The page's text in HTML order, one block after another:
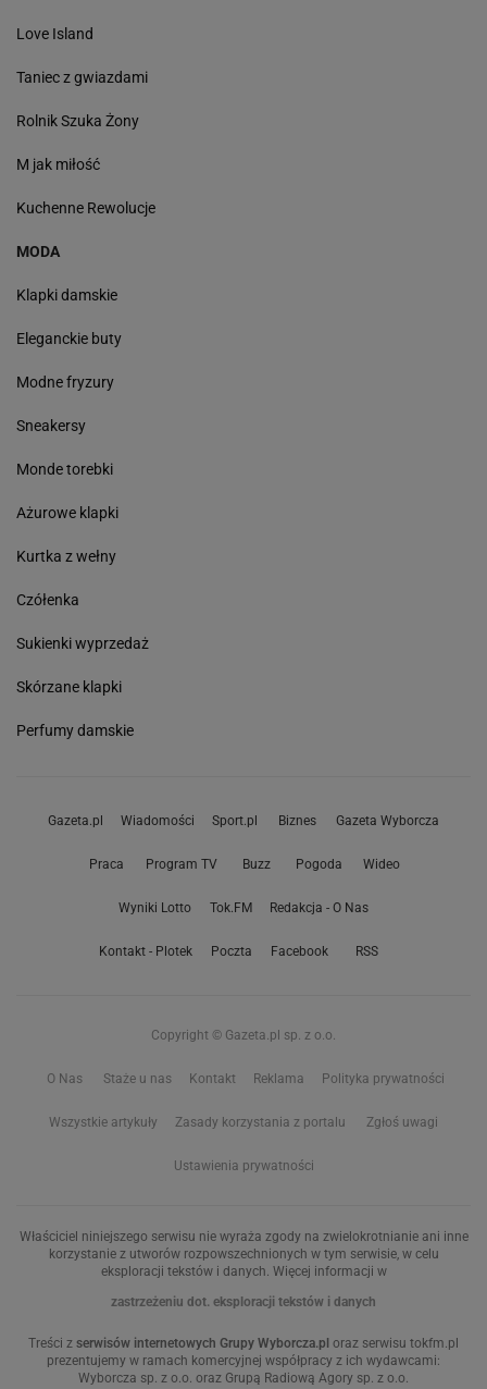
Love Island
Taniec z gwiazdami
Rolnik Szuka Żony
M jak miłość
Kuchenne Rewolucje
MODA
Klapki damskie
Eleganckie buty
Modne fryzury
Sneakersy
Monde torebki
Ażurowe klapki
Kurtka z wełny
Czółenka
Sukienki wyprzedaż
Skórzane klapki
Perfumy damskie
Gazeta.pl Wiadomości Sport.pl Biznes Gazeta Wyborcza
Praca Program TV Buzz Pogoda Wideo
Wyniki Lotto Tok.FM Redakcja - O Nas
Kontakt - Plotek Poczta Facebook RSS
Copyright © Gazeta.pl sp. z o.o.
O Nas Staże u nas Kontakt Reklama Polityka prywatności
Wszystkie artykuły Zasady korzystania z portalu Zgłoś uwagi
Ustawienia prywatności
Właściciel niniejszego serwisu nie wyraża zgody na zwielokrotnianie ani inne
korzystanie z utworów rozpowszechnionych w tym serwisie, w celu
eksploracji tekstów i danych. Więcej informacji w
zastrzeżeniu dot. eksploracji tekstów i danych
Treści z serwisów internetowych Grupy Wyborcza.pl oraz serwisu tokfm.pl
prezentujemy w ramach komercyjnej współpracy z ich wydawcami:
Wyborcza sp. z o.o. oraz Grupą Radiową Agory sp. z o.o.